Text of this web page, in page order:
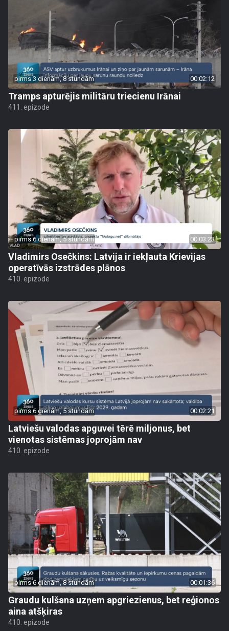
pirms 3 dienām, 8 stundām 00:02:12
Tramps apturējis militāru triecienu Irānai
411. epizode
pirms 6 dienām, 5 stundām 00:03:23
Vladimirs Osečkins: Latvija ir iekļauta Krievijas
operatīvās izstrādes plānos
410. epizode
pirms 6 dienām, 5 stundām 00:02:21
Latviešu valodas apguvei tērē miljonus, bet
vienotas sistēmas joprojām nav
410. epizode
pirms 6 dienām, 8 stundām 00:01:36
Graudu kulšana uzņem apgriezienus, bet reģionos
aina atšķiras
410. epizode